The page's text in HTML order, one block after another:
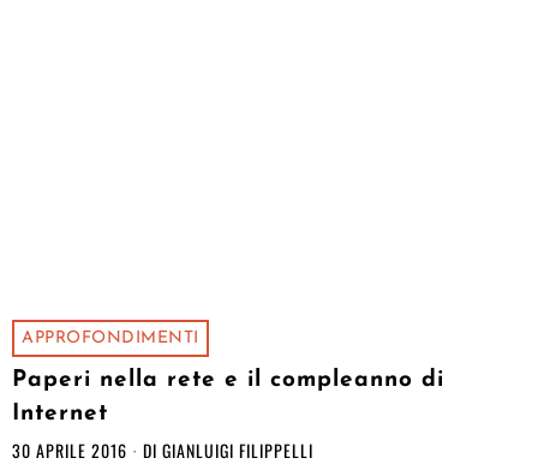
APPROFONDIMENTI
Paperi nella rete e il compleanno di
Internet
30 APRILE 2016 DI GIANLUIGI FILIPPELLI